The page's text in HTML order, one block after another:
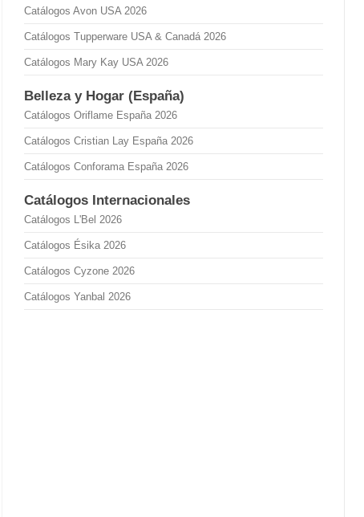
Catálogos Avon USA 2026
Catálogos Tupperware USA & Canadá 2026
Catálogos Mary Kay USA 2026
Belleza y Hogar (España)
Catálogos Oriflame España 2026
Catálogos Cristian Lay España 2026
Catálogos Conforama España 2026
Catálogos Internacionales
Catálogos L'Bel 2026
Catálogos Ésika 2026
Catálogos Cyzone 2026
Catálogos Yanbal 2026